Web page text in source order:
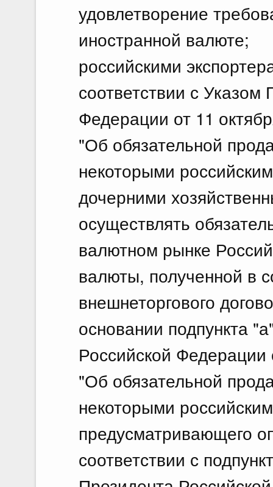
удовлетворение
иностранной валюте;
российскими
соответствии с Указом
Федерации от 11
"Об обязательной
некоторыми
дочерними
осуществлять
валютном рынке
валюты, полученной в
внешнеторгового
основании подпункта
Российской Федерации
"Об обязательной
некоторыми
предусматривающего
соответствии с